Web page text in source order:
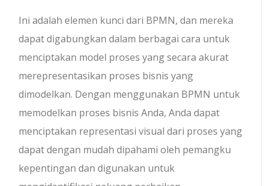
Ini adalah elemen kunci dari BPMN, dan mereka
dapat digabungkan dalam berbagai cara untuk
menciptakan model proses yang secara akurat
merepresentasikan proses bisnis yang
dimodelkan. Dengan menggunakan BPMN untuk
memodelkan proses bisnis Anda, Anda dapat
menciptakan representasi visual dari proses yang
dapat dengan mudah dipahami oleh pemangku
kepentingan dan digunakan untuk